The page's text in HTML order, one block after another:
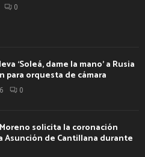
0
‘Soleá, dame la mano’ a Rusia
para orquesta de cámara
0
solicita la coronación
Asunción de Cantillana durante